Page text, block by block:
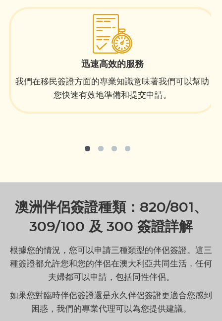
迅速高效的服務
我們在移民簽證方面的專業知識意味著我們可以幫助
您快速有效地準備和提交申請。
澳洲伴侶簽證種類：820/801、
309/100 及 300 簽證詳解
根據您的情況，您可以申請三種類型的伴侶簽證。這三
種簽證都允許您和您的伴侶在澳大利亞共同生活，任何
夫婦都可以申請，包括同性伴侶。
如果您對臨時伴侶簽證還是永久伴侶簽證更適合您感到
困惑，我們的專業代理可以為您提供建議。